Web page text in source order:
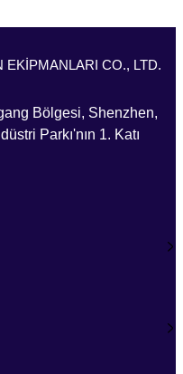
CO., LTD.
Bölgesi, Shenzhen,
Parkı'nın 1. Katı